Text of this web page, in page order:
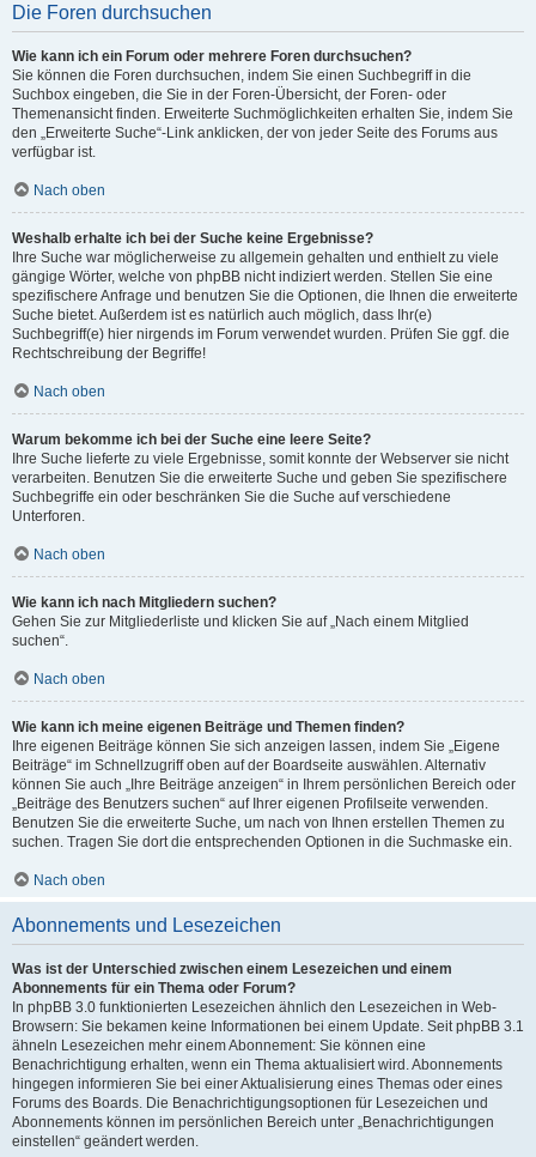
Die Foren durchsuchen
Wie kann ich ein Forum oder mehrere Foren durchsuchen?
Sie können die Foren durchsuchen, indem Sie einen Suchbegriff in die
Suchbox eingeben, die Sie in der Foren-Übersicht, der Foren- oder
Themenansicht finden. Erweiterte Suchmöglichkeiten erhalten Sie, indem Sie
den „Erweiterte Suche“-Link anklicken, der von jeder Seite des Forums aus
verfügbar ist.
Nach oben
Weshalb erhalte ich bei der Suche keine Ergebnisse?
Ihre Suche war möglicherweise zu allgemein gehalten und enthielt zu viele
gängige Wörter, welche von phpBB nicht indiziert werden. Stellen Sie eine
spezifischere Anfrage und benutzen Sie die Optionen, die Ihnen die erweiterte
Suche bietet. Außerdem ist es natürlich auch möglich, dass Ihr(e)
Suchbegriff(e) hier nirgends im Forum verwendet wurden. Prüfen Sie ggf. die
Rechtschreibung der Begriffe!
Nach oben
Warum bekomme ich bei der Suche eine leere Seite?
Ihre Suche lieferte zu viele Ergebnisse, somit konnte der Webserver sie nicht
verarbeiten. Benutzen Sie die erweiterte Suche und geben Sie spezifischere
Suchbegriffe ein oder beschränken Sie die Suche auf verschiedene
Unterforen.
Nach oben
Wie kann ich nach Mitgliedern suchen?
Gehen Sie zur Mitgliederliste und klicken Sie auf „Nach einem Mitglied
suchen“.
Nach oben
Wie kann ich meine eigenen Beiträge und Themen finden?
Ihre eigenen Beiträge können Sie sich anzeigen lassen, indem Sie „Eigene
Beiträge“ im Schnellzugriff oben auf der Boardseite auswählen. Alternativ
können Sie auch „Ihre Beiträge anzeigen“ in Ihrem persönlichen Bereich oder
„Beiträge des Benutzers suchen“ auf Ihrer eigenen Profilseite verwenden.
Benutzen Sie die erweiterte Suche, um nach von Ihnen erstellen Themen zu
suchen. Tragen Sie dort die entsprechenden Optionen in die Suchmaske ein.
Nach oben
Abonnements und Lesezeichen
Was ist der Unterschied zwischen einem Lesezeichen und einem
Abonnements für ein Thema oder Forum?
In phpBB 3.0 funktionierten Lesezeichen ähnlich den Lesezeichen in Web-
Browsern: Sie bekamen keine Informationen bei einem Update. Seit phpBB 3.1
ähneln Lesezeichen mehr einem Abonnement: Sie können eine
Benachrichtigung erhalten, wenn ein Thema aktualisiert wird. Abonnements
hingegen informieren Sie bei einer Aktualisierung eines Themas oder eines
Forums des Boards. Die Benachrichtigungsoptionen für Lesezeichen und
Abonnements können im persönlichen Bereich unter „Benachrichtigungen
einstellen“ geändert werden.